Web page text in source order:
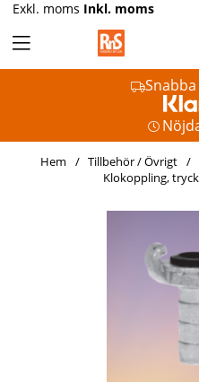
Exkl. moms Inkl. moms
Hem Tillbehör / Övrigt
Klokoppling,